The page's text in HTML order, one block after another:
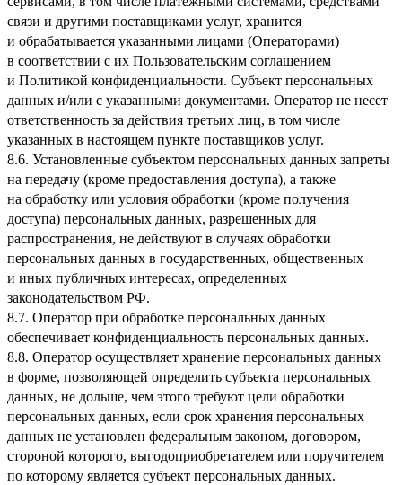
связи и другими поставщиками услуг, хранится
и обрабатывается указанными лицами (Операторами)
в соответствии с их Пользовательским соглашением
и Политикой конфиденциальности. Субъект персональных
данных и/или с указанными документами. Оператор не несет
ответственность за действия третьих лиц, в том числе
указанных в настоящем пункте поставщиков услуг.
8.6. Установленные субъектом персональных данных запреты
на передачу (кроме предоставления доступа), а также
на обработку или условия обработки (кроме получения
доступа) персональных данных, разрешенных для
распространения, не действуют в случаях обработки
персональных данных в государственных, общественных
и иных публичных интересах, определенных
законодательством РФ.
8.7. Оператор при обработке персональных данных
обеспечивает конфиденциальность персональных данных.
8.8. Оператор осуществляет хранение персональных данных
в форме, позволяющей определить субъекта персональных
данных, не дольше, чем этого требуют цели обработки
персональных данных, если срок хранения персональных
данных не установлен федеральным законом, договором,
стороной которого, выгодоприобретателем или поручителем
по которому является субъект персональных данных.